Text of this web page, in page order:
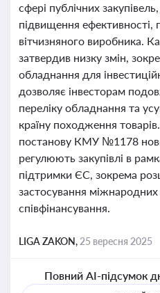
сфері публічних
підвищення ефективності,
вітчизняного виробника.
затвердив низку змін,
обладнання для
дозволяє інвесторам
переліку обладнання та
країну походження
постанову КМУ №1178
регулюють закупівлі в
підтримки ЄС, зокрема
застосування
співфінансування.
LIGA ZAKON, 25 вересня 2025
Повний AI-підсумок